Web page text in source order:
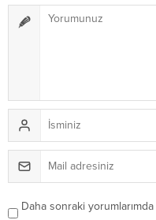
Daha sonraki